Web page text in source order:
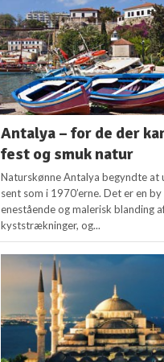
Antalya – for de der
fest og smuk natur
Naturskønne Antalya begyndte at
sent som i 1970’erne. Det er en by
enestående og malerisk blanding
kyststrækninger, og...